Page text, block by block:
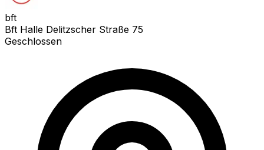
bft
Bft Halle Delitzscher Straße 75
Geschlossen